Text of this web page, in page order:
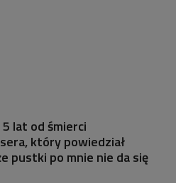
lat od śmierci
który powiedział
pustki po mnie nie da się